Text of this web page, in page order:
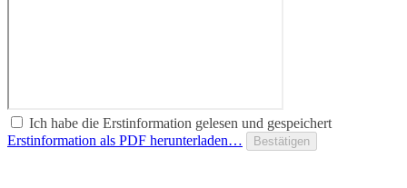
Ich habe die Erstinformation gelesen und gespeichert
Erstinformation als PDF herunterladen…
Bestätigen